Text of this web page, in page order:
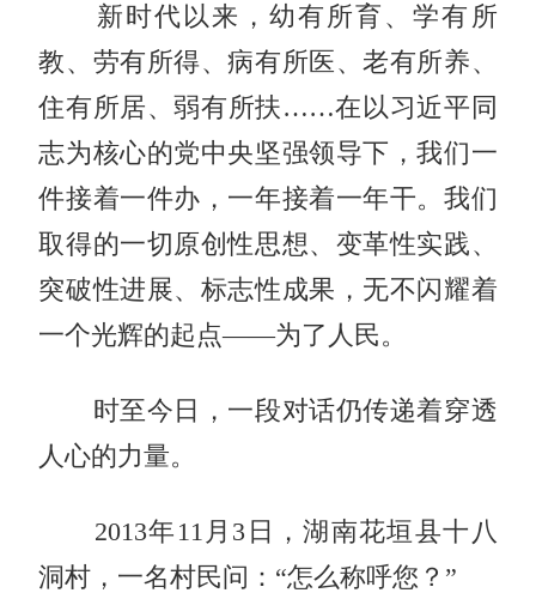
新时代以来，幼有所育、学有所
教、劳有所得、病有所医、老有所养、
住有所居、弱有所扶……在以习近平同
志为核心的党中央坚强领导下，我们一
件接着一件办，一年接着一年干。我们
取得的一切原创性思想、变革性实践、
突破性进展、标志性成果，无不闪耀着
一个光辉的起点——为了人民。
时至今日，一段对话仍传递着穿透
人心的力量。
2013年11月3日，湖南花垣县十八
洞村，一名村民问：“怎么称呼您？”